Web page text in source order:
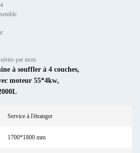
par mois
à souffler à 4 couches,
moteur 55*4kw,
Service à l'étranger
1700*1800 mm